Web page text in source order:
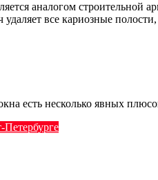
аналогом строительной
удаляет все кариозные
есть несколько явных
Петербурге